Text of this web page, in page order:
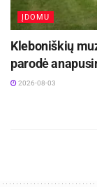
Indrė Lašinytė
ĮDOMU
Kleboniškių
parodė
2026-08-03